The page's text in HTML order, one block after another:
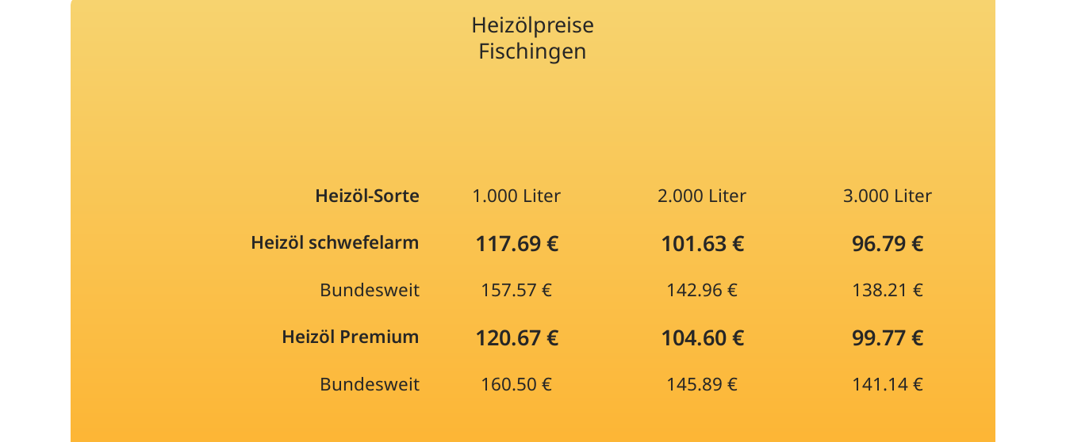
Heizölpreise
Fischingen
Heizöl-Sorte 1.000 Liter 2.000 Liter
3.000 Liter
Heizöl schwefelarm
117.69 € 101.63 € 96.79 €
Bundesweit 157.57 € 142.96 €
138.21 €
Heizöl Premium
120.67 € 104.60 € 99.77 €
Bundesweit 160.50 € 145.89 € 141.14 €